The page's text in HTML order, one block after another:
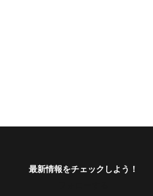
最新情報をチェックしよう！